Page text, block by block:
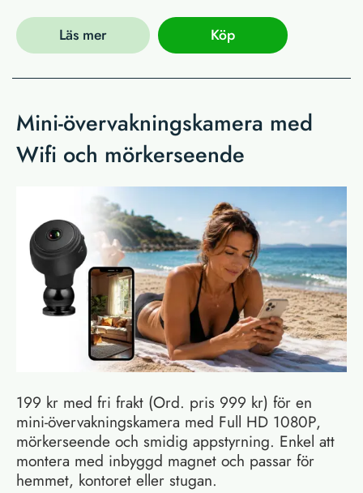
Läs mer Köp
Mini-övervakningskamera med
Wifi och mörkerseende
199 kr med fri frakt (Ord. pris 999 kr) för en
mini-övervakningskamera med Full HD 1080P,
mörkerseende och smidig appstyrning. Enkel att
montera med inbyggd magnet och passar för
hemmet, kontoret eller stugan.